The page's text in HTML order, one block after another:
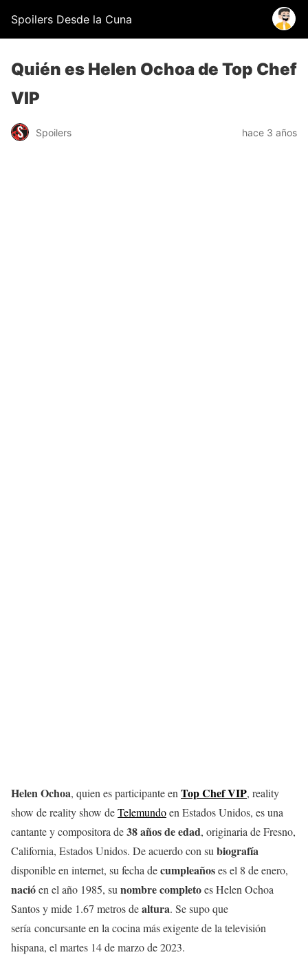
Spoilers Desde la Cuna
Quién es Helen Ochoa de Top Chef
VIP
Spoilers hace 3 años
Helen Ochoa, quien es participante en Top Chef VIP, reality
show de reality show deTelemundoen Estados Unidos, es una
cantante y compositora de38 años de edad, originaria de Fresno,
California, Estados Unidos. De acuerdo con su biografía
disponible en internet, su fecha decumpleañoses el 8 de enero,
nacióen el año 1985, su nombrecompletoes Helen Ochoa
Santos y mide 1.67 metros dealtura. Se supo que
sería concursante en la cocina más exigente de la televisión
hispana, el martes 14 de marzo de 2023.